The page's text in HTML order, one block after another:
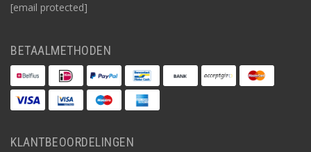
[email protected]
BETAALMETHODEN
KLANTBEOORDELINGEN